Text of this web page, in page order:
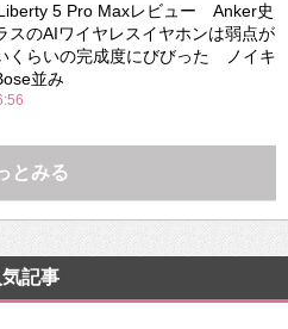
5 Pro Maxレビュー Anker史
スのAIワイヤレスイヤホンは弱点が
くらいの完成度にびびった ノイキ
並み
とみる
気記事